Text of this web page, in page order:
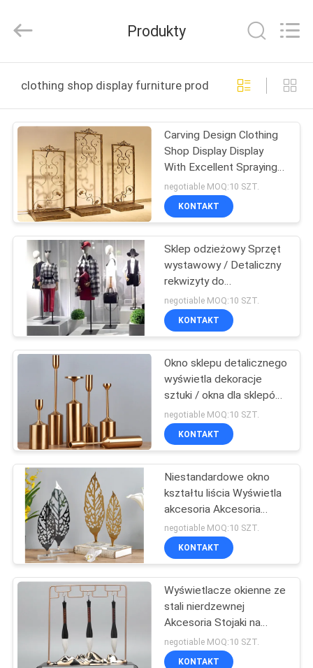
PRODUKTY
FILMY
NAS
WYCIECZKA
FABRYCE
KONTROLA
JAKOŚCI
SKONTAKTUJ
SIĘ
NAMI
POPROSIĆ
O
WYCENĘ
SITEMAP
Shelves
Co.,Ltd.
Reserved.
Produkty
clothing shop display furniture produkcja online
Carving Design Clothing
Shop Display Display
With Excellent Spraying
Surface
negotiable MOQ:10 SZT.
KONTAKT
Sklep odzieżowy Sprzęt
wystawowy / Detaliczny
rekwizyty do
wyświetlania okien
negotiable MOQ:10 SZT.
KONTAKT
Okno sklepu detalicznego
wyświetla dekoracje
sztuki / okna dla sklepów
detalicznych
negotiable MOQ:10 SZT.
KONTAKT
Niestandardowe okno
kształtu liścia Wyświetla
akcesoria Akcesoria
Podstawa graficzna
negotiable MOQ:10 SZT.
KONTAKT
Wyświetlacze okienne ze
stali nierdzewnej
Akcesoria Stojaki na
długopisy
negotiable MOQ:10 SZT.
KONTAKT